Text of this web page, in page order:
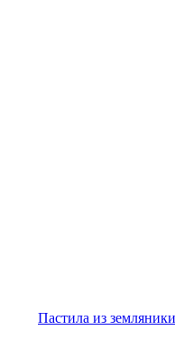
Пастила из земляники